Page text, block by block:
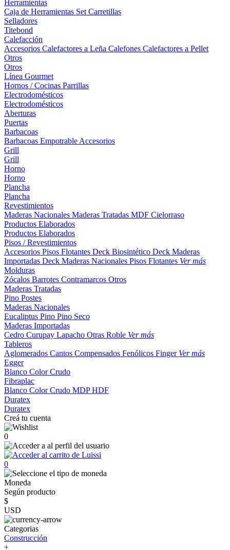
Herramientas
Caja de Herramientas Set Carretillas
Selladores
Titebond
Calefacción
Accesorios Calefactores a Leña Calefones Calefactores a Pellet
Otros
Otros
Línea Gourmet
Hornos / Cocinas Parrillas
Electrodomésticos
Electrodomésticos
Aberturas
Puertas
Barbacoas
Barbacoas Empotrable Accesorios
Grill
Grill
Horno
Horno
Plancha
Plancha
Revestimientos
Maderas Nacionales Maderas Tratadas MDF Cielorraso
Productos Elaborados
Productos Elaborados
Pisos / Revestimientos
Accesorios Pisos Flotantes Deck Biosintético Deck Maderas
Importadas Deck Maderas Nacionales Pisos Flotantes Ver más
Molduras
Zócalos Barrotes Contramarcos Otros
Maderas Tratadas
Pino Postes
Maderas Nacionales
Eucaliptus Pino Pino Seco
Maderas Importadas
Cedro Curupay Lapacho Otras Roble Ver más
Tableros
Aglomerados Cantos Compensados Fenólicos Finger Ver más
Egger
Blanco ColorCrudo
Fibraplac
Blanco ColorCrudo MDPHDF
Duratex
Duratex
Creá tu cuenta
0
0
Moneda
Según producto
$
USD
Categorias
Construcción
+